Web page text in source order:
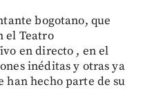
bogotano, que
el Teatro
en directo , en el
inéditas y otras ya
han hecho parte de su